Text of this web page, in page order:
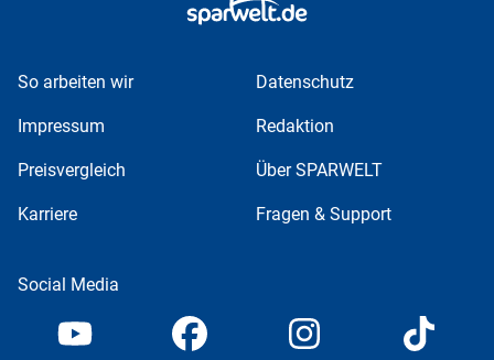
So arbeiten wir Datenschutz
Impressum Redaktion
Preisvergleich Über SPARWELT
Karriere Fragen & Support
Social Media